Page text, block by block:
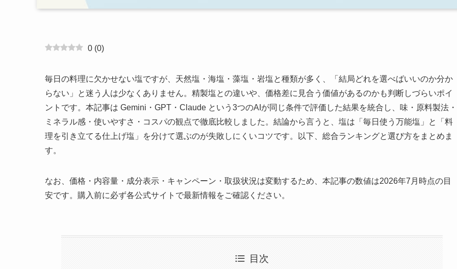
0 (0)
毎日の料理に欠かせない塩ですが、天然塩・海塩・藻塩・岩塩と種類が多く、「結局どれを選べばいいのか分か
らない」と迷う人は少なくありません。精製塩との違いや、価格差に見合う価値があるのかも判断しづらいポイ
ントです。本記事は Gemini・GPT・Claude という3つのAIが同じ条件で評価した結果を統合し、味・原料製法・
ミネラル感・使いやすさ・コスパの観点で徹底比較しました。結論から言うと、塩は「毎日使う万能塩」と「料
理を引き立てる仕上げ塩」を分けて選ぶのが失敗しにくいコツです。以下、総合ランキングと選び方をまとめま
す。
なお、価格・内容量・成分表示・キャンペーン・取扱状況は変動するため、本記事の数値は2026年7月時点の目
安です。購入前に必ず各公式サイトで最新情報をご確認ください。
目次